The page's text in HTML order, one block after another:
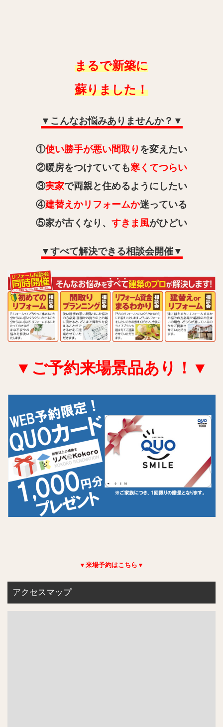
まるで新築に
蘇りました！
▼こんなお悩みありませんか？▼
①使い勝手が悪い間取り を変えたい
②暖房をつけていても寒くてつらい
③実家で両親と住めるようにしたい
④建替えかリフォームか迷っている
⑤家が古くなり、 すきま風がひどい
▼すべて解決できる相談会開催▼
▼ご予約来場景品あり！ ▼
▼来場予約はこちら▼
アクセスマップ